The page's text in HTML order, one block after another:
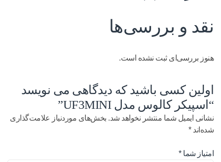
نقد و بررسی‌ها
هنوز بررسی‌ای ثبت نشده است.
اولین کسی باشید که دیدگاهی می نویسد
“اسپیکر کالوس مدل UF3MINI”
نشانی ایمیل شما منتشر نخواهد شد. بخش‌های موردنیاز علامت‌گذاری
شده‌اند*
امتیاز شما*